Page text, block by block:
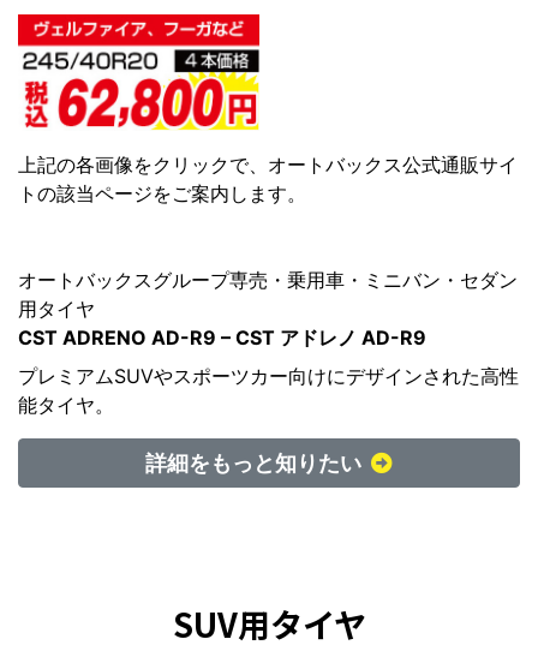
上記の各画像をクリックで、オートバックス公式通販サイ
トの該当ページをご案内します。
オートバックスグループ専売・乗用車・ミニバン・セダン
用タイヤ
CST ADRENO AD-R9 – CST アドレノ AD-R9
プレミアムSUVやスポーツカー向けにデザインされた高性
能タイヤ。
詳細をもっと知りたい
SUV用タイヤ